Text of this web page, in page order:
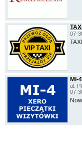
07-
MI-
ul.
07-